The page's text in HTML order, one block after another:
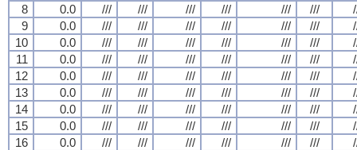
8
0.0 /// /// /// /// /// ///
9
0.0 /// /// /// /// /// ///
10
0.0 /// /// /// /// /// ///
11
0.0 /// /// /// /// /// ///
12
0.0 /// /// /// /// /// ///
13
0.0 /// /// /// /// /// ///
14
0.0 /// /// /// /// /// ///
15
0.0 /// /// /// /// /// ///
16
0.0 /// /// /// /// /// ///